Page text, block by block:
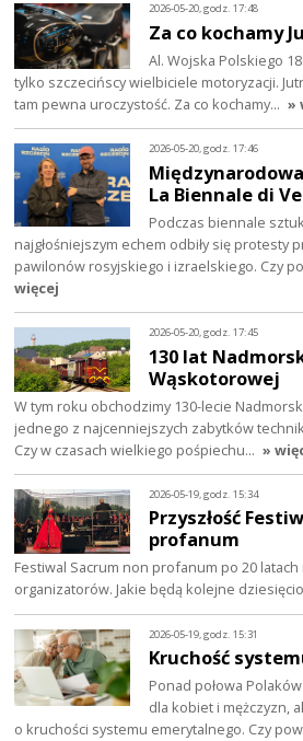
2026-05-20, godz. 17:48
Za co kochamy
Al. Wojska Polskiego
tylko szczecińscy wielbiciele motoryzacji.
tam pewna uroczystość. Za co kochamy… »
2026-05-20, godz. 17:46
La Biennale di
Podczas biennale
najgłośniejszym echem odbiły się protesty
pawilonów rosyjskiego i izraelskiego. Czy
więcej
2026-05-20, godz. 17:45
130 lat
Wąskotorowej
W tym roku obchodzimy 130-lecie
jednego z najcenniejszych zabytków
Czy w czasach wielkiego pośpiechu… »
2026-05-19, godz. 15:34
Przyszłość
profanum
Festiwal Sacrum non profanum po 20 latach
organizatorów. Jakie będą kolejne
2026-05-19, godz. 15:31
Kruchość
Ponad połowa
dla kobiet i mężczyzn,
o kruchości systemu emerytalnego. Czy